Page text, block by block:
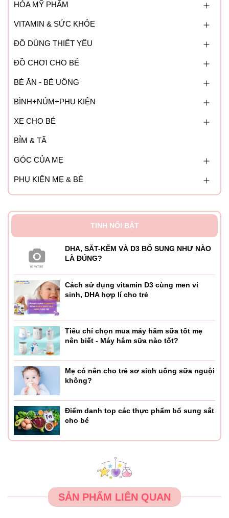
Lưu ý:uống ngay sau khi pha, không nên để sữa bên
HÓA MỸ PHẨM
VITAMIN & SỨC KHỎE
ĐỒ DÙNG THIẾT YẾU
ĐỒ CHƠI CHO BÉ
BÉ ĂN - BÉ UỐNG
BÌNH+NÚM+PHỤ KIỆN
XE CHO BÉ
BỈM & TÃ
GÓC CỦA MẸ
PHỤ KIỆN MẸ & BÉ
TINH NỔI BẬT
DHA, SẮT-KẼM VÀ D3 BỔ SUNG NHƯ NÀO
LÀ ĐÚNG?
Cách sử dụng vitamin D3 cùng men vi
sinh, DHA hợp lí cho trẻ
Tiêu chí chọn mua máy hâm sữa tốt mẹ
nên biết - Máy hâm sữa nào tốt?
Mẹ có nên cho trẻ sơ sinh uống sữa nguội
không?
Điểm danh top các thực phẩm bổ sung sắt
cho bé
SẢN PHẨM LIÊN QUAN